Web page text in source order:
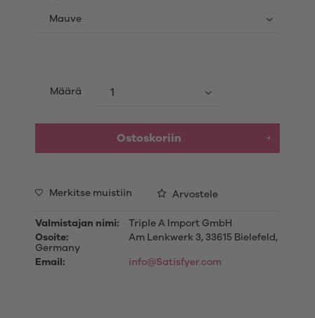
Määrä
Ostoskoriin
Merkitse muistiin Arvostele
Valmistajan nimi:
Triple A Import GmbH
Osoite:
Am Lenkwerk 3, 33615 Bielefeld,
Germany
Email:
info@Satisfyer.com